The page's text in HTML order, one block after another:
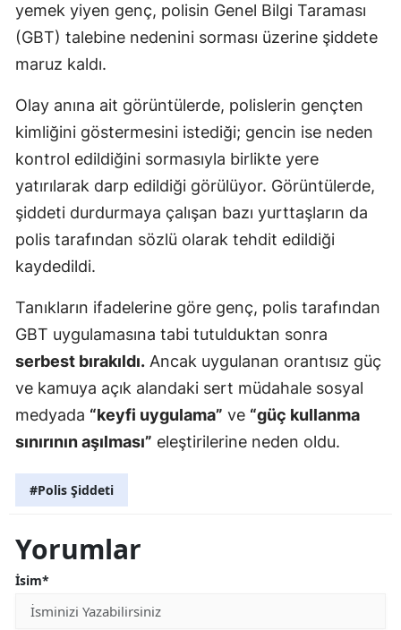
yemek yiyen genç, polisin Genel Bilgi Taraması
(GBT) talebine nedenini sorması üzerine şiddete
maruz kaldı.
Olay anına ait görüntülerde, polislerin gençten
kimliğini göstermesini istediği; gencin ise neden
kontrol edildiğini sormasıyla birlikte yere
yatırılarak darp edildiği görülüyor. Görüntülerde,
şiddeti durdurmaya çalışan bazı yurttaşların da
polis tarafından sözlü olarak tehdit edildiği
kaydedildi.
Tanıkların ifadelerine göre genç, polis tarafından
GBT uygulamasına tabi tutulduktan sonra
serbest bırakıldı. Ancak uygulanan orantısız güç
ve kamuya açık alandaki sert müdahale sosyal
medyada “keyfi uygulama” ve “güç kullanma
sınırının aşılması” eleştirilerine neden oldu.
#Polis Şiddeti
Yorumlar
İsim*